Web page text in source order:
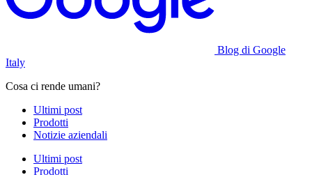
Blog di Google
Italy
Cosa ci rende umani?
Ultimi post
Prodotti
Notizie aziendali
Ultimi post
Prodotti